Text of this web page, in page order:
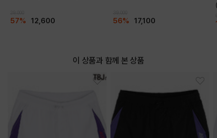
57% 12,600 56% 17,100
이 상품과 함께 본 상품